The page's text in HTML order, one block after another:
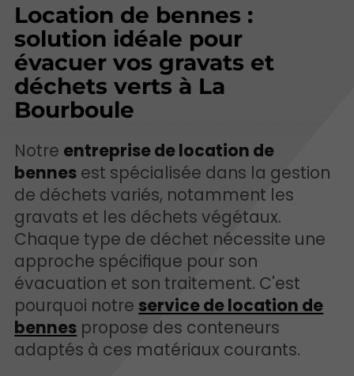
Location de bennes :
solution idéale pour
évacuer vos gravats et
déchets verts à La
Bourboule
Notre entreprise de location de
bennes est spécialisée dans la gestion
de déchets variés, notamment les
gravats et les déchets végétaux.
Chaque type de déchet nécessite une
approche spécifique pour son
évacuation et son traitement. C'est
pourquoi notre service de location de
bennes propose des conteneurs
adaptés à ces matériaux courants.